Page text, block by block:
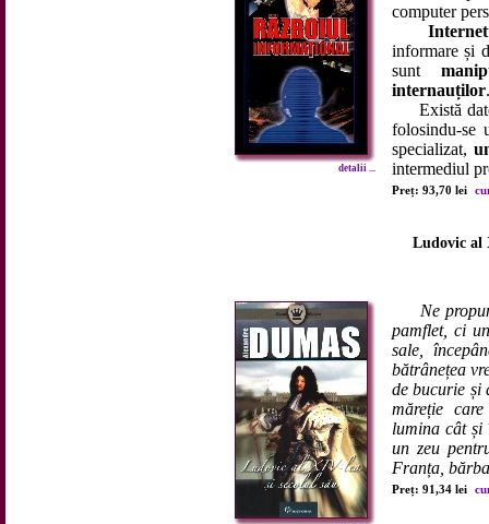
detalii ...
computer
informare și
sunt
internauților.
Există date
folosindu-se
specializat,
intermediul
Preț: 93,70 lei
Ludovic al
Ne
pamflet, ci
sale,
bătrânețea
de bucurie și
măreție
lumina cât și
un zeu
Franța,
Preț: 91,34 lei